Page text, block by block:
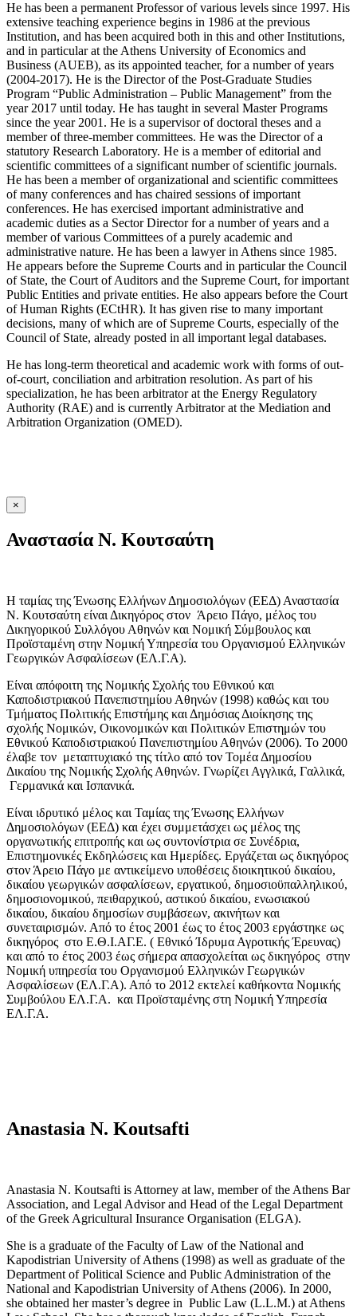
He has been a permanent Professor of various levels since 1997. His
extensive teaching experience begins in 1986 at the previous
Institution, and has been acquired both in this and other Institutions,
and in particular at the Athens University of Economics and
Business (AUEB), as its appointed teacher, for a number of years
(2004-2017). He is the Director of the Post-Graduate Studies
Program “Public Administration – Public Management” from the
year 2017 until today. He has taught in several Master Programs
since the year 2001. He is a supervisor of doctoral theses and a
member of three-member committees. He was the Director of a
statutory Research Laboratory. He is a member of editorial and
scientific committees of a significant number of scientific journals.
He has been a member of organizational and scientific committees
of many conferences and has chaired sessions of important
conferences. He has exercised important administrative and
academic duties as a Sector Director for a number of years and a
member of various Committees of a purely academic and
administrative nature. He has been a lawyer in Athens since 1985.
He appears before the Supreme Courts and in particular the Council
of State, the Court of Auditors and the Supreme Court, for important
Public Entities and private entities. He also appears before the Court
of Human Rights (ECtHR). It has given rise to many important
decisions, many of which are of Supreme Courts, especially of the
Council of State, already posted in all important legal databases.
He has long-term theoretical and academic work with forms of out-
of-court, conciliation and arbitration resolution. As part of his
specialization, he has been arbitrator at the Energy Regulatory
Authority (RAE) and is currently Arbitrator at the Mediation and
Arbitration Organization (OMED).
×
Αναστασία Ν. Κουτσαύτη
Η ταμίας της Ένωσης Ελλήνων Δημοσιολόγων (ΕΕΔ) Αναστασία
Ν. Κουτσαύτη είναι Δικηγόρος στον Άρειο Πάγο, μέλος του
Δικηγορικού Συλλόγου Αθηνών και Νομική Σύμβουλος και
Προϊσταμένη στην Νομική Υπηρεσία του Οργανισμού Ελληνικών
Γεωργικών Ασφαλίσεων (ΕΛ.Γ.Α).
Είναι απόφοιτη της Νομικής Σχολής του Εθνικού και
Καποδιστριακού Πανεπιστημίου Αθηνών (1998) καθώς και του
Τμήματος Πολιτικής Επιστήμης και Δημόσιας Διοίκησης της
σχολής Νομικών, Οικονομικών και Πολιτικών Επιστημών του
Εθνικού Καποδιστριακού Πανεπιστημίου Αθηνών (2006). To 2000
έλαβε τον μεταπτυχιακό της τίτλο από τον Τομέα Δημοσίου
Δικαίου της Νομικής Σχολής Αθηνών. Γνωρίζει Αγγλικά, Γαλλικά,
Γερμανικά και Ισπανικά.
Είναι ιδρυτικό μέλος και Ταμίας της Ένωσης Ελλήνων
Δημοσιολόγων (ΕΕΔ) και έχει συμμετάσχει ως μέλος της
οργανωτικής επιτροπής και ως συντονίστρια σε Συνέδρια,
Επιστημονικές Εκδηλώσεις και Ημερίδες. Εργάζεται ως δικηγόρος
στον Άρειο Πάγο με αντικείμενο υποθέσεις διοικητικού δικαίου,
δικαίου γεωργικών ασφαλίσεων, εργατικού, δημοσιοϋπαλληλικού,
δημοσιονομικού, πειθαρχικού, αστικού δικαίου, ενωσιακού
δικαίου, δικαίου δημοσίων συμβάσεων, ακινήτων και
συνεταιρισμών. Από το έτος 2001 έως το έτος 2003 εργάστηκε ως
δικηγόρος στο Ε.Θ.Ι.ΑΓ.Ε. ( Εθνικό Ίδρυμα Αγροτικής Έρευνας)
και από το έτος 2003 έως σήμερα απασχολείται ως δικηγόρος στην
Νομική υπηρεσία του Οργανισμού Ελληνικών Γεωργικών
Ασφαλίσεων (ΕΛ.Γ.Α). Από το 2012 εκτελεί καθήκοντα Νομικής
Συμβούλου ΕΛ.Γ.Α. και Προϊσταμένης στη Νομική Υπηρεσία
ΕΛ.Γ.Α.
Anastasia N. Koutsafti
Anastasia N. Koutsafti is Attorney at law, member of the Athens Bar
Association, and Legal Advisor and Head of the Legal Department
of the Greek Agricultural Insurance Organisation (ELGA).
She is a graduate of the Faculty of Law of the National and
Kapodistrian University of Athens (1998) as well as graduate of the
Department of Political Science and Public Administration of the
National and Kapodistrian University of Athens (2006). In 2000,
she obtained her master’s degree in Public Law (L.L.M.) at Athens